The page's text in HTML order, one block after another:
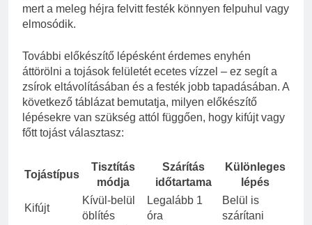
mert a meleg héjra felvitt festék könnyen felpuhul vagy
elmosódik.
További előkészítő lépésként érdemes enyhén
áttörölni a tojások felületét ecetes vízzel – ez segít a
zsírok eltávolításában és a festék jobb tapadásában. A
következő táblázat bemutatja, milyen előkészítő
lépésekre van szükség attól függően, hogy kifújt vagy
főtt tojást választasz:
Tojástípus
Tisztítás
módja
Szárítás
időtartama
Különleges
lépés
Kifújt
Kívül-belül
öblítés
Legalább 1
óra
Belül is
szárítani